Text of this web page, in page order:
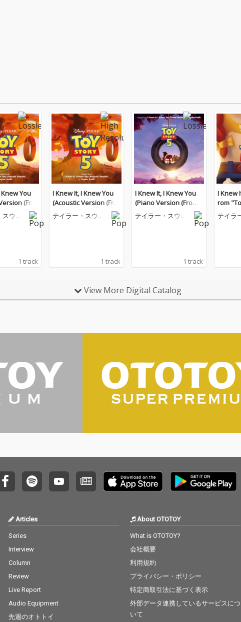
You
(Fro
5"))
ウィ
1 track
I Knew It, I Knew You
(Acoustic Version (Fro
m "Toy Story 5"))
テイラー・スウィ
1 track
I Knew It, I Knew You
(Piano Version (From
"Toy Story 5"))
テイラー・スウィ
1 track
I Knew
rom
テイラ
View More Digital Catalog
Articles
Series
Interview
Column
Review
Live Report
Audio Equipment
先週のオトトイ
About OTOTOY
What is OTOTOY?
会社概要
利用規約
プライバシー・ポリシー
特定商取引法に基づく表示
外部データ連携しているサービスにつ
いて